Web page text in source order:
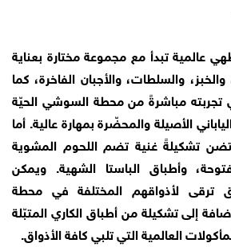
عالمية تبدأ مع مجموعة مختارة بعناية
والسلطات، والأجبان الفاخرة، كما
مباشرةً من محطة السوشي الحيّة
الأصيلة والمحضّرة بمهارة عالية. أما
تشكيلةً غنية تضم اللحوم المشوية
وأطباق الباستا الشهية. ويمكن
ترقى لأذواقهم المختلفة في محطة
إلى تشكيلة من أطباق الكاري المتبّلة
العالمية التي تلبي كافة الأذواق.